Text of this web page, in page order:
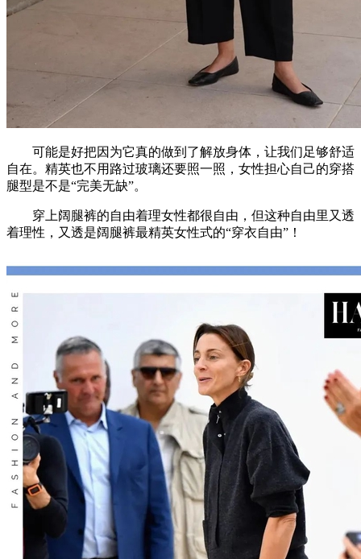
可能是好把因为它真的做到了解放身体，让我们足够舒适
自在。精英也不用路过玻璃还要照一照，女性担心自己的穿搭
腿型是不是“完美无缺”。
穿上阔腿裤的自由着理女性都很自由，但这种自由里又透
着理性，又透是阔腿裤最精英女性式的“穿衣自由”！